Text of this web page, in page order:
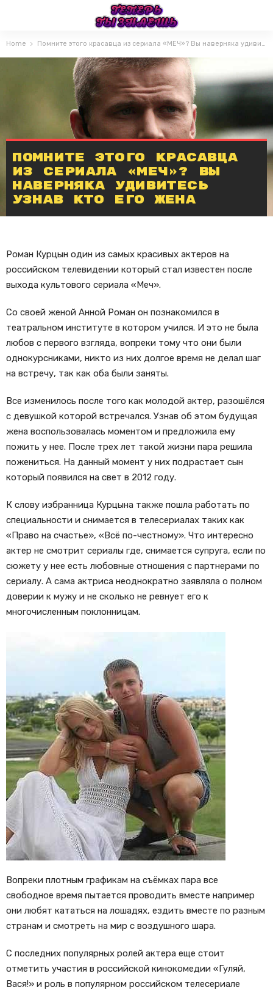
Home Помните этого красавца из сериала «МЕЧ»? Вы наверняка удивитесь узнав кто его жена
Помните этого красавца
из сериала «МЕЧ»? Вы
наверняка удивитесь
узнав кто его жена
Роман Курцын один из самых красивых актеров на
российском телевидении который стал известен после
выхода культового сериала «Меч».
Со своей женой Анной Роман он познакомился в
театральном институте в котором учился. И это не была
любов с первого взгляда, вопреки тому что они были
однокурсниками, никто из них долгое время не делал шаг
на встречу, так как оба были заняты.
Все изменилось после того как молодой актер, разошёлся
с девушкой которой встречался. Узнав об этом будущая
жена воспользовалась моментом и предложила ему
пожить у нее. После трех лет такой жизни пара решила
пожениться. На данный момент у них подрастает сын
который появился на свет в 2012 году.
К слову избранница Курцына также пошла работать по
специальности и снимается в телесериалах таких как
«Право на счастье», «Всё по-честному». Что интересно
актер не смотрит сериалы где, снимается супруга, если по
сюжету у нее есть любовные отношения с партнерами по
сериалу. А сама актриса неоднократно заявляла о полном
доверии к мужу и не сколько не ревнует его к
многочисленным поклонницам.
Вопреки плотным графикам на съёмках пара все
свободное время пытается проводить вместе например
они любят кататься на лошадях, ездить вместе по разным
странам и смотреть на мир с воздушного шара.
С последних популярных ролей актера еще стоит
отметить участия в российской кинокомедии «Гуляй,
Вася!» и роль в популярном российском телесериале